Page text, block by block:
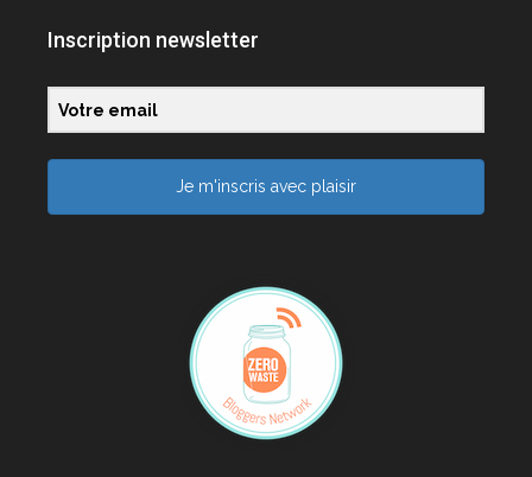
Inscription newsletter
Je m'inscris avec plaisir